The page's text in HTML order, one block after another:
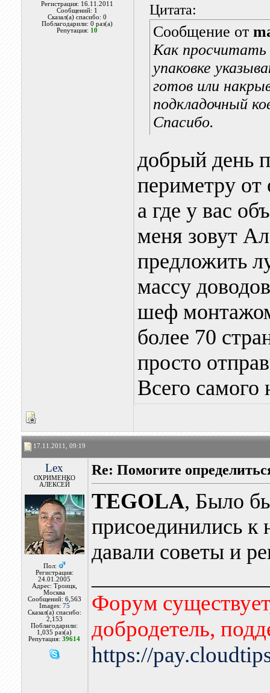
Регистрация: 16.11.2011
Сообщений: 1
Сказал(а) спасибо: 0
Поблагодарили: 0 раз(а)
Репутация: 10
Цитата:
Сообщение от
Как просчитать
упаковке
готов или
подкладочный
Спасибо.
добрый день
периметру
а где у вас
меня зовут
предложить
массу
шеф
более 70
просто
Всего самого
17.11.2011, 09:19
Lex
ОХРИМЕНКО
АЛЕКСЕЙ
Пол:
Регистрация:
24.01.2005
Адрес: Троицк,
Москва
Сообщений: 6,563
Images: 75
Сказал(а) спасибо:
2,153
Поблагодарили:
1,035 раз(а)
Репутация:39614
Re: Помогите
TEGOLA, Было
присоединились к
давали советы и
Форум
добродетель,
https://